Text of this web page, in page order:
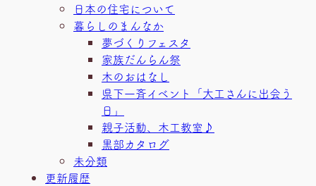
日本の住宅について
暮らしのまんなか
夢づくりフェスタ
家族だんらん祭
木のおはなし
県下一斉イベント「大工さんに出会う
日」
親子活動、木工教室♪
黒部カタログ
未分類
更新履歴